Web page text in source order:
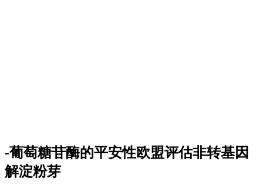
-葡萄糖苷酶的平安性欧盟评估非转基因
解淀粉芽